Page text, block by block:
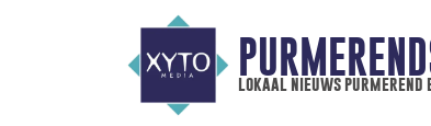
lokaal nieuws purmerend